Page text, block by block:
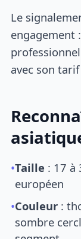
Le
engagement
avec son
•Taille : 17 à
européen
•Couleur :
sombre